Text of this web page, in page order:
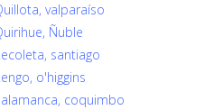
valparaíso
Ñuble
santiago
o'higgins
coquimbo